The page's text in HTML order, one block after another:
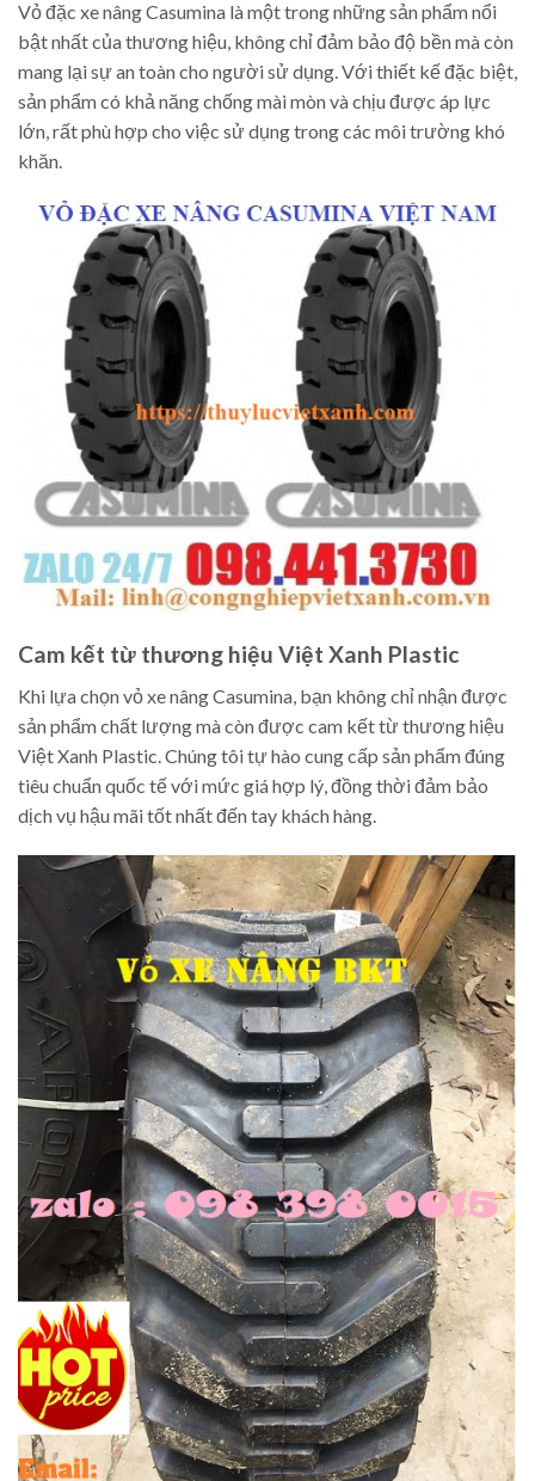
Vỏ đặc xe nâng Casumina là một trong những sản phẩm nổi
bật nhất của thương hiệu, không chỉ đảm bảo độ bền mà còn
mang lại sự an toàn cho người sử dụng. Với thiết kế đặc biệt,
sản phẩm có khả năng chống mài mòn và chịu được áp lực
lớn, rất phù hợp cho việc sử dụng trong các môi trường khó
khăn.
Cam kết từ thương hiệu Việt Xanh Plastic
Khi lựa chọn vỏ xe nâng Casumina, bạn không chỉ nhận được
sản phẩm chất lượng mà còn được cam kết từ thương hiệu
Việt Xanh Plastic. Chúng tôi tự hào cung cấp sản phẩm đúng
tiêu chuẩn quốc tế với mức giá hợp lý, đồng thời đảm bảo
dịch vụ hậu mãi tốt nhất đến tay khách hàng.